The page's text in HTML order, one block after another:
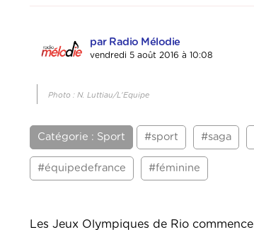
par Radio Mélodie
vendredi 5 août 2016 à 10:08
Photo : N. Luttiau/L'Equipe
Catégorie : Sport #sport #saga
#équipedefrance #féminine
Les Jeux Olympiques de Rio